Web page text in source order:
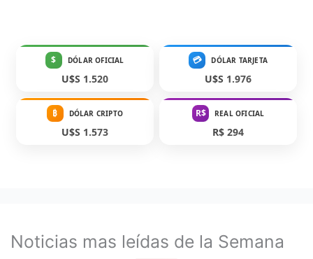
$ DÓLAR OFICIAL
U$S 1.520
💳 DÓLAR TARJETA
U$S 1.976
₿ DÓLAR CRIPTO
U$S 1.573
R$ REAL OFICIAL
R$ 294
Noticias mas leídas de la Semana